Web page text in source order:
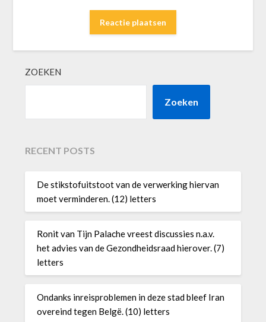
ZOEKEN
Zoeken
RECENT POSTS
De stikstofuitstoot van de verwerking hiervan
moet verminderen. (12) letters
Ronit van Tijn Palache vreest discussies n.a.v.
het advies van de Gezondheidsraad hierover. (7)
letters
Ondanks inreisproblemen in deze stad bleef Iran
overeind tegen Belgë. (10) letters